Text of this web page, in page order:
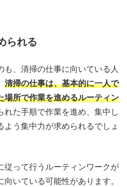
られる
も、清掃の仕事に向いている人
清掃の仕事は、基本的に一人で
場所で作業を進めるルーティン
れた手順で作業を進め、集中し
よう集中力が求められるでしょ
従って行うルーティンワークが
いている可能性があります。